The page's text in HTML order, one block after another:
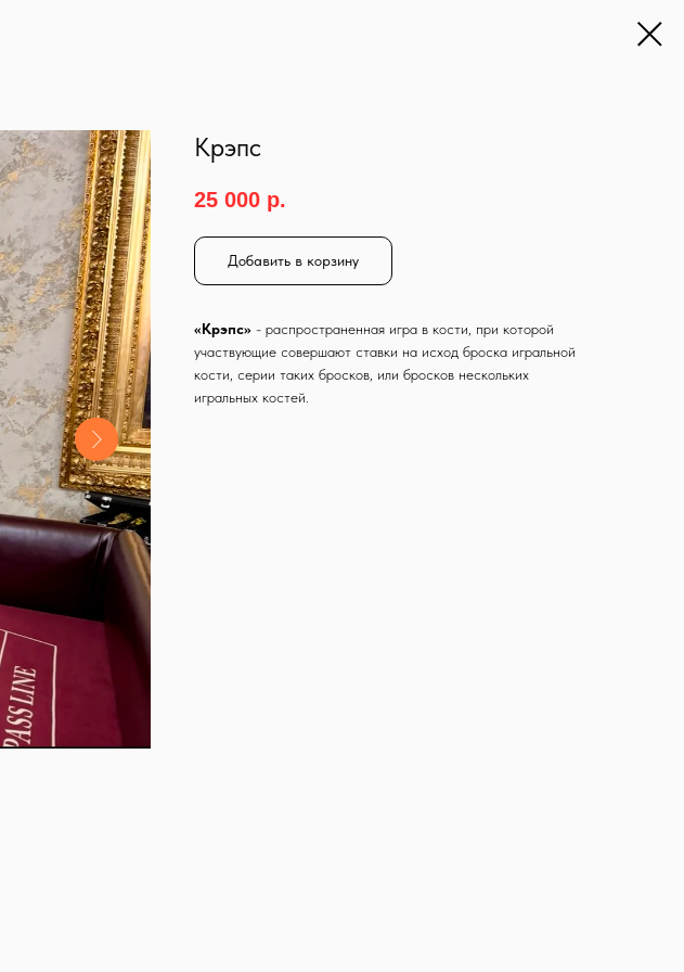
Крэпс
25 000 р.
Добавить в корзину
«Крэпс» - распространенная игра в кости, при которой
участвующие совершают ставки на исход броска игральной
кости, серии таких бросков, или бросков нескольких
игральных костей.